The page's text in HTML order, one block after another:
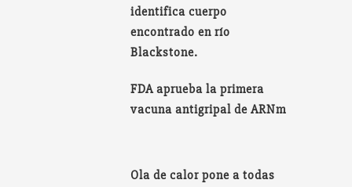
identifica cuerpo
encontrado en río
Blackstone.
FDA aprueba la primera
vacuna antigripal de ARNm
Ola de calor pone a todas